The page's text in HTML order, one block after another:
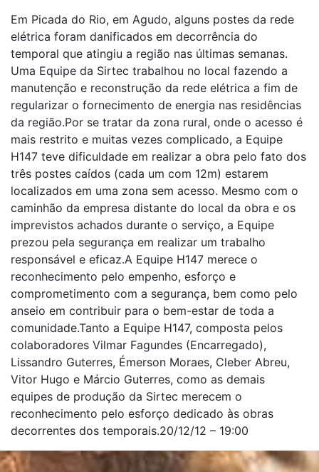
Em Picada do Rio, em Agudo, alguns postes da rede
elétrica foram danificados em decorrência do
temporal que atingiu a região nas últimas semanas.
Uma Equipe da Sirtec trabalhou no local fazendo a
manutenção e reconstrução da rede elétrica a fim de
regularizar o fornecimento de energia nas residências
da região.Por se tratar da zona rural, onde o acesso é
mais restrito e muitas vezes complicado, a Equipe
H147 teve dificuldade em realizar a obra pelo fato dos
três postes caídos (cada um com 12m) estarem
localizados em uma zona sem acesso. Mesmo com o
caminhão da empresa distante do local da obra e os
imprevistos achados durante o serviço, a Equipe
prezou pela segurança em realizar um trabalho
responsável e eficaz.A Equipe H147 merece o
reconhecimento pelo empenho, esforço e
comprometimento com a segurança, bem como pelo
anseio em contribuir para o bem-estar de toda a
comunidade.Tanto a Equipe H147, composta pelos
colaboradores Vilmar Fagundes (Encarregado),
Lissandro Guterres, Émerson Moraes, Cleber Abreu,
Vitor Hugo e Márcio Guterres, como as demais
equipes de produção da Sirtec merecem o
reconhecimento pelo esforço dedicado às obras
decorrentes dos temporais.20/12/12 – 19:00